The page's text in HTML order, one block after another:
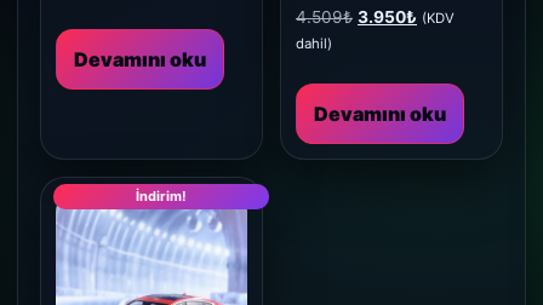
Devamını oku
4.509₺ Orijinal
3.950₺ Şu
3.950₺.
(KDV
dahil)
Devamını oku
İndirim!